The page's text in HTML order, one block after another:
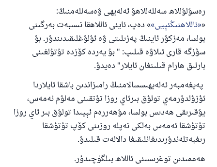
رەسۇلۇللاھ سەللەللاھۇ ئەلەيھى ۋەسەللەمنىڭ:
« ئاللاھنىڭئېيى » دەپ، ئاينى ئاللاھقا نىسبەت بەرگىنى
بولسا، مەزكۇر ئاينىڭ پەزىلىتى ۋە ئۇلۇغلىقىدىندۇر. بۇ
سۆزگە قارى ئىلاۋە قىلىپ: " بۇ يەردە كۆزدە تۇتۇلغىنى
بارلىق ھارام قىلىنغان ئايلار" دەيدۇ.
پەيغەمبەر ئەلەيھىسسالامنىڭ رامىزاندىن باشقا ئايلاردا
ئۇزۇلدۇرمەي تولۇق بىرئاي روزا تۇتقىنى مەلۇم ئەمەس،
يۇقىرىقى ھەدىس بولسا، مۇھەررەم ئېيىدا تولۇق بىر ئاي روزا
تۇتۇشقا ئەمەس بەلكى نەپلە روزىنى كۆپ تۇتۇشقا
رىغبەتلەندۇرىدىغانلىقىغا دالالەت قىلىدۇ.
ھەممىدىن توغرىسىنى ئاللاھ بىلگۈچىدۇر.